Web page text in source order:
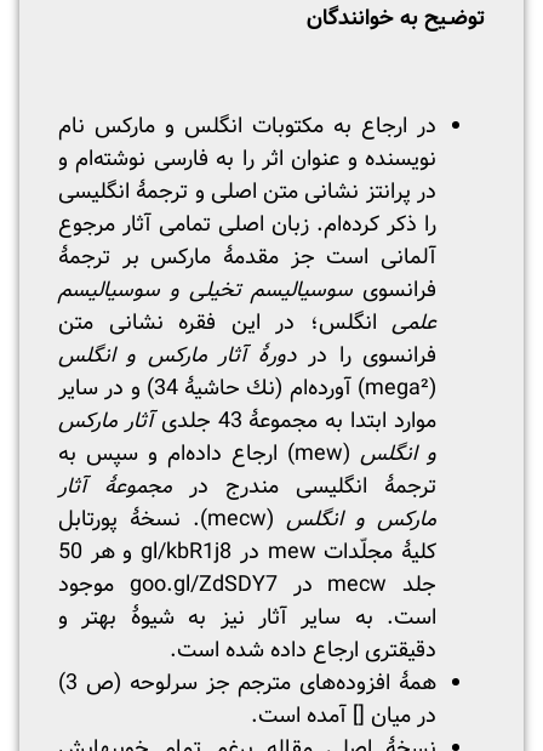
توضـیح به خوانندگان
در ارجاع به مکتوبات انگلس و مارکس نام
نویسنده و عنوان اثر را به فارسی نوشته‌ام و
در پرانتز نشانی متن اصلی و ترجمۀ انگلیسی
را ذکر کرده‌ام. زبان اصلی تمامی آثار مرجوع
آلمانی است جز مقدمۀ مارکس بر ترجمۀ
فرانسوی سوسیالیسم تخیلی و سوسیالیسم
علمی انگلس؛ در این فقره نشانی متن
فرانسوی را در دورۀ آثار مارکس و انگلس
(mega²) آورده‌ام (نك حاشیۀ 34) و در سایر
موارد ابتدا به مجموعۀ 43 جلدی
آثار مارکس
و انگلس
(mew) ارجاع داده‌ام و سپس به
ترجمۀ انگلیسی مندرج در مجموعۀ آثار
مارکس و انگلس
(mecw). نسخۀ پورتابل
کلیۀ مجلّدات mew در
gl/kbR1j8
و هر 50
جلد mecw در
goo.gl/ZdSDY7 موجود
است. به سایر آثار نیز به شیوۀ بهتر و
دقیقتری ارجاع داده شده است.
همۀ افزوده‌های مترجم جز سرلوحه (ص 3)
در میان [] آمده است.